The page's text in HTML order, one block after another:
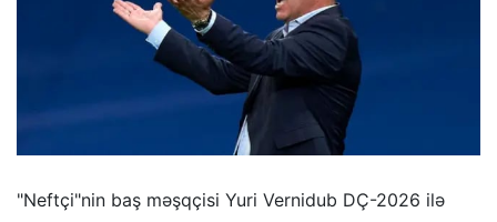
"Neftçi"nin baş məşqçisi Yuri Vernidub DÇ-2026 ilə